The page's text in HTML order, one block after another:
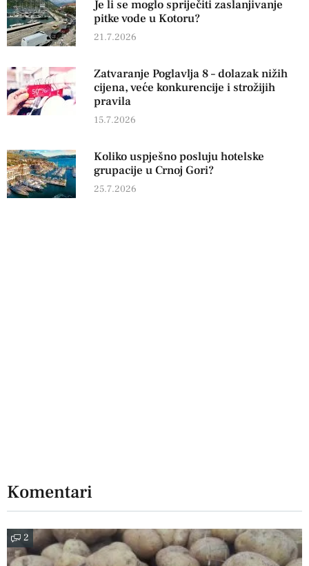
Je li se moglo spriječiti zaslanjivanje
pitke vode u Kotoru?
21.7.2026
Zatvaranje Poglavlja 8 – dolazak nižih
cijena, veće konkurencije i strožijih
pravila
15.7.2026
Koliko uspješno posluju hotelske
grupacije u Crnoj Gori?
25.7.2026
Komentari
2